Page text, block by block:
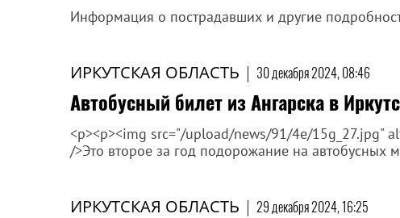
Информация о пострадавших и другие
ИРКУТСКАЯ ОБЛАСТЬ | 30 декабря 2024, 08:46
Автобусный билет из Ангарска в
<p><p><img src="/upload/news/91/4e/15g_27.jpg"
/>Это второе за год подорожание на автобусных
ИРКУТСКАЯ ОБЛАСТЬ | 29 декабря 2024, 16:25